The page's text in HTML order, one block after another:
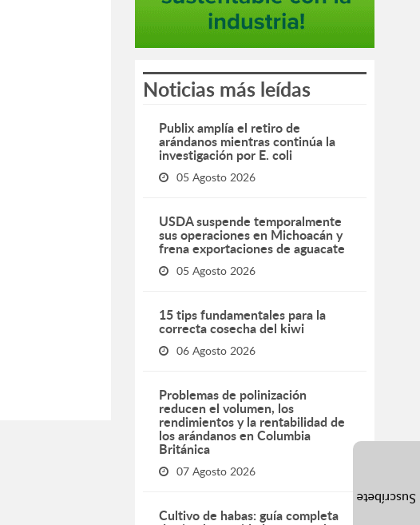
Noticias más leídas
Publix amplía el retiro de
arándanos mientras continúa la
investigación por E. coli
05 Agosto 2026
USDA suspende temporalmente
sus operaciones en Michoacán y
frena exportaciones de aguacate
05 Agosto 2026
15 tips fundamentales para la
correcta cosecha del kiwi
06 Agosto 2026
Problemas de polinización
reducen el volumen, los
rendimientos y la rentabilidad de
los arándanos en Columbia
Británica
07 Agosto 2026
Cultivo de habas: guía completa
Suscríbete